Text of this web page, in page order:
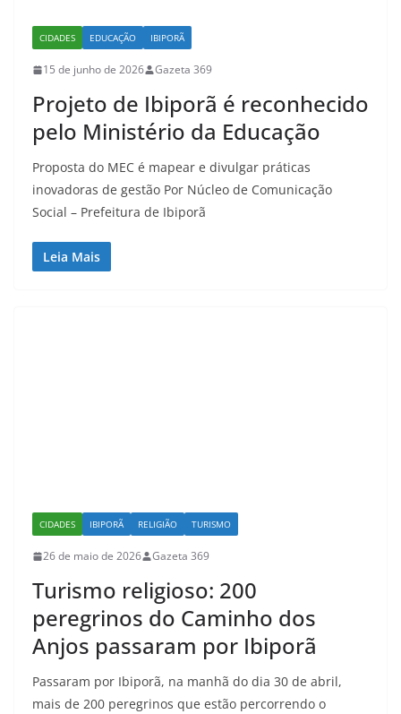
CIDADES EDUCAÇÃO IBIPORÃ
15 de junho de 2026 Gazeta 369
Projeto de Ibiporã é reconhecido
pelo Ministério da Educação
Proposta do MEC é mapear e divulgar práticas
inovadoras de gestão Por Núcleo de Comunicação
Social – Prefeitura de Ibiporã
Leia Mais
CIDADES IBIPORÃ RELIGIÃO TURISMO
26 de maio de 2026 Gazeta 369
Turismo religioso: 200
peregrinos do Caminho dos
Anjos passaram por Ibiporã
Passaram por Ibiporã, na manhã do dia 30 de abril,
mais de 200 peregrinos que estão percorrendo o